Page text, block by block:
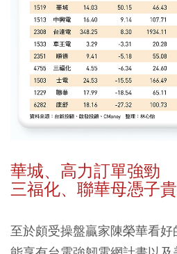
華城、高力訂單強勁
三福化、聯華母憑子貴
至於頗受操盤贏家陳榮華看好